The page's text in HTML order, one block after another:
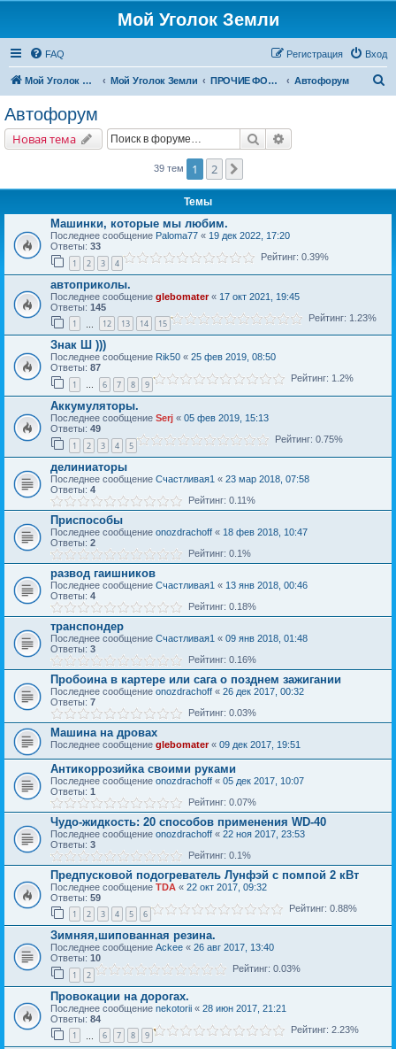
Мой Уголок Земли
FAQ Вход
Регистрация
Мой Уголок Земли Мой Уголок Земли ПРОЧИЕ ФОРУМЫ Автофорум
Автофорум
Новая тема Поиск
39 тем 1 2
Темы
Машинки, которые мы любим.
Последнее сообщение Paloma77 « 19 дек 2022, 17:20
Ответы: 33
1 2 3 4
Рейтинг: 0.39%
автоприколы.
Последнее сообщение glebomater« 17 окт 2021, 19:45
Ответы: 145
1 12 13 14 15
Рейтинг: 1.23%
Знак Ш )))
Последнее сообщение Rik50 « 25 фев 2019, 08:50
Ответы: 87
1 … 6 7 8 9
Рейтинг: 1.2%
Аккумуляторы.
Последнее сообщение Serj « 05 фев 2019, 15:13
Ответы: 49
1 2 3 4 5
Рейтинг: 0.75%
делиниаторы
Последнее сообщение Счастливая1 « 23 мар 2018, 07:58
Ответы: 4
Рейтинг: 0.11%
Приспособы
Последнее сообщение onozdrachoff « 18 фев 2018, 10:47
Ответы: 2
Рейтинг: 0.1%
развод гаишников
Последнее сообщение Счастливая1 « 13 янв 2018, 00:46
Ответы: 4
Рейтинг: 0.18%
транспондер
Последнее сообщение Счастливая1 « 09 янв 2018, 01:48
Ответы: 3
Рейтинг: 0.16%
Пробоина в картере или сага о позднем зажигании
Последнее сообщение onozdrachoff « 26 дек 2017, 00:32
Ответы: 7
Рейтинг: 0.03%
Машина на дровах
Последнее сообщение glebomater« 09 дек 2017, 19:51
Антикоррозийка своими руками
Последнее сообщение onozdrachoff « 05 дек 2017, 10:07
Ответы: 1
Рейтинг: 0.07%
Чудо-жидкость: 20 способов применения WD-40
Последнее сообщение onozdrachoff « 22 ноя 2017, 23:53
Ответы: 3
Рейтинг: 0.1%
Предпусковой подогреватель Лунфэй с помпой 2 кВт
Последнее сообщение TDA « 22 окт 2017, 09:32
Ответы: 59
1 2 3 4 5 6
Рейтинг: 0.88%
Зимняя,шипованная резина.
Последнее сообщение Ackee « 26 авг 2017, 13:40
Ответы: 10
1 2
Рейтинг: 0.03%
Провокации на дорогах.
Последнее сообщение nekotorii « 28 июн 2017, 21:21
Ответы: 84
1 6 7 8 9
Рейтинг: 2.23%